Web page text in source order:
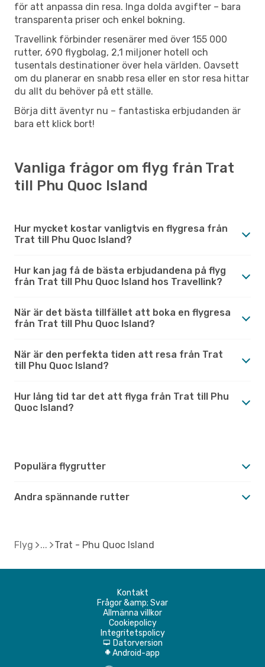
för att anpassa din resa. Inga dolda avgifter – bara
transparenta priser och enkel bokning.
Travellink förbinder resenärer med över 155 000
rutter, 690 flygbolag, 2,1 miljoner hotell och
tusentals destinationer över hela världen. Oavsett
om du planerar en snabb resa eller en stor resa hittar
du allt du behöver på ett ställe.
Börja ditt äventyr nu – fantastiska erbjudanden är
bara ett klick bort!
Vanliga frågor om flyg från Trat
till Phu Quoc Island
Hur mycket kostar vanligtvis en flygresa från
Trat till Phu Quoc Island?
Hur kan jag få de bästa erbjudandena på flyg
från Trat till Phu Quoc Island hos Travellink?
När är det bästa tillfället att boka en flygresa
från Trat till Phu Quoc Island?
När är den perfekta tiden att resa från Trat
till Phu Quoc Island?
Hur lång tid tar det att flyga från Trat till Phu
Quoc Island?
Populära flygrutter
Andra spännande rutter
Flyg Trat - Phu Quoc Island
Kontakt
Frågor &amp; Svar
Allmänna villkor
Cookiepolicy
Integritetspolicy
d Datorversion
A Android-app